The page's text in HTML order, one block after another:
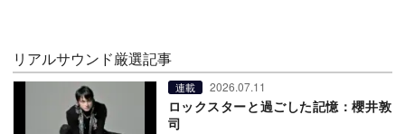
リアルサウンド厳選記事
連載 2026.07.11
ロックスターと過ごした記憶：櫻井敦
司